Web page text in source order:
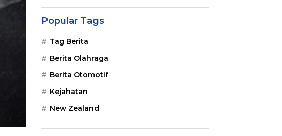
Popular Tags
Tag Berita
Berita Olahraga
Berita Otomotif
Kejahatan
New Zealand